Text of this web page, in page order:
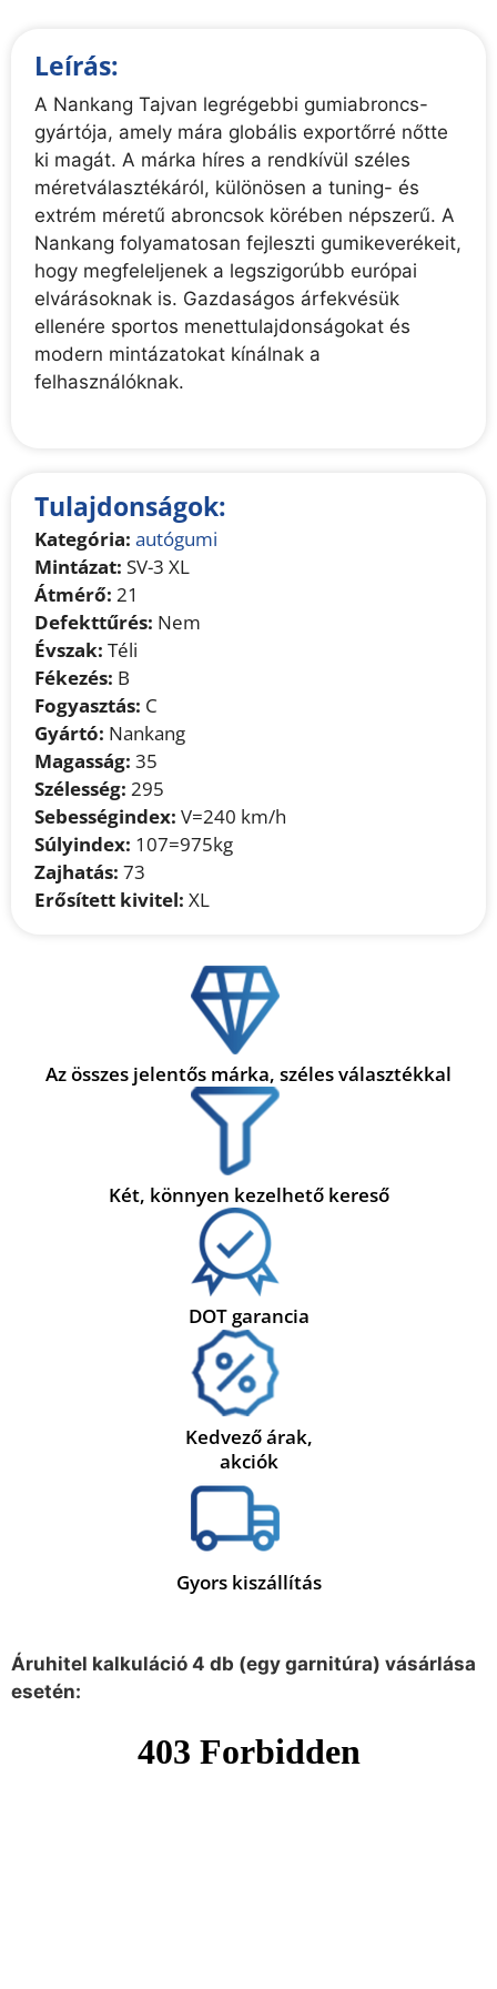
Leírás:
A Nankang Tajvan legrégebbi gumiabroncs-
gyártója, amely mára globális exportőrré nőtte
ki magát. A márka híres a rendkívül széles
méretválasztékáról, különösen a tuning- és
extrém méretű abroncsok körében népszerű. A
Nankang folyamatosan fejleszti gumikeverékeit,
hogy megfeleljenek a legszigorúbb európai
elvárásoknak is. Gazdaságos árfekvésük
ellenére sportos menettulajdonságokat és
modern mintázatokat kínálnak a
felhasználóknak.
Tulajdonságok:
Kategória: autógumi
Mintázat: SV-3 XL
Átmérő: 21
Defekttűrés: Nem
Évszak: Téli
Fékezés: B
Fogyasztás: C
Gyártó: Nankang
Magasság: 35
Szélesség: 295
Sebességindex: V=240 km/h
Súlyindex: 107=975kg
Zajhatás: 73
Erősített kivitel: XL
Az összes jelentős márka, széles választékkal
Két, könnyen kezelhető kereső
DOT garancia
Kedvező árak,
akciók
Gyors kiszállítás
Áruhitel kalkuláció 4 db (egy garnitúra) vásárlása
esetén: